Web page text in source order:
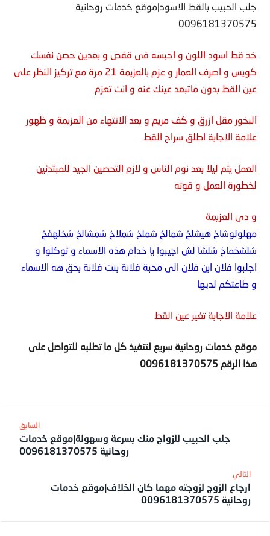
جلب الحبيب بالقط الاسود|موقع خدمات روحانية
0096181370575
خد قط اسود اللون و احبسه فى قفص و بعدين حصن نفسك
كويس و اصرف العمار و عزم بالعزيمة 21 مرة مع تركيز النظر على
عين القط بدون ماتبعد عينك عنه و انت تعزم
البخور مقل ازرق و كف مريم و بعد الانتهاء من العزيمة و ظهور
علامة الاجابة اطلق سراح القط
العمل يتم ليلا بعد نوم الناس و لازم التحصين الجيد للمبتدئين
لخطورة العمل و قوته
و دى العزيمة
مهلولوشاخ هيشلخ شمالخ شملخ شملاخ شمشالخ شخلهفخ
شلشخماخ شلشا لش اجيبوا يا خدام هذه الاسماء و توكلوا و
اجلبوا فلان ابن فلان الى محبة فلانة بنت فلانة بحق هه الاسماء
و طاعتكم لديها
علامة الاجابة تغير عين القط
موقع خدمات روحانية سريع لتنفيذ كل ما تطلبه للتواصل على
هذا الرقم 0096181370575
جلب الحبيب للزواج منك بسرعة وسهولة|موقع خدمات
روحانية 0096181370575
‎التالي
ارجاع الزوج لزوجته مهما كان الخلاف|موقع خدمات
روحانية 0096181370575